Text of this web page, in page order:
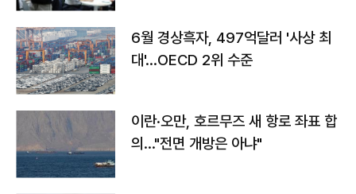
6월 경상흑자, 497억달러 '사상 최
대'…OECD 2위 수준
이란·오만, 호르무즈 새 항로 좌표 합
의…"전면 개방은 아냐"